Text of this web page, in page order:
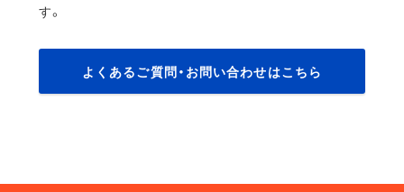
す。
よくあるご質問・お問い合わせはこちら